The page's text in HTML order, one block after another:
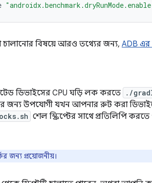
চালানোর বিষয়ে আরও তথ্যের জন্য, ADB এর
ডিভাইসের CPU ঘড়ি লক করতে ./
জন্য উপযোগী যখন আপনার রুট করা
শেল স্ক্রিপ্টের সাথে প্রতিলিপি করতে
জন্য প্রয়োজনীয়।